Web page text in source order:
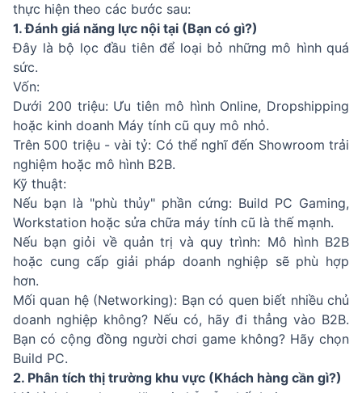
thực hiện theo các bước sau:
1. Đánh giá năng lực nội tại (Bạn có gì?)
Đây là bộ lọc đầu tiên để loại bỏ những mô hình quá
sức.
Vốn:
Dưới 200 triệu: Ưu tiên mô hình Online, Dropshipping
hoặc kinh doanh Máy tính cũ quy mô nhỏ.
Trên 500 triệu - vài tỷ: Có thể nghĩ đến Showroom trải
nghiệm hoặc mô hình B2B.
Kỹ thuật:
Nếu bạn là "phù thủy" phần cứng: Build PC Gaming,
Workstation hoặc sửa chữa máy tính cũ là thế mạnh.
Nếu bạn giỏi về quản trị và quy trình: Mô hình B2B
hoặc cung cấp giải pháp doanh nghiệp sẽ phù hợp
hơn.
Mối quan hệ (Networking): Bạn có quen biết nhiều chủ
doanh nghiệp không? Nếu có, hãy đi thẳng vào B2B.
Bạn có cộng đồng người chơi game không? Hãy chọn
Build PC.
2. Phân tích thị trường khu vực (Khách hàng cần gì?)